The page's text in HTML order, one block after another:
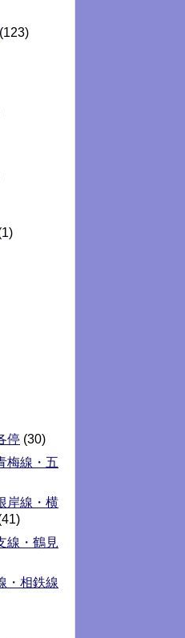
(123)
停 (30)
梅線・五
岸線・横
線・鶴見
・相鉄線